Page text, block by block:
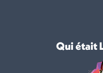
Qui était